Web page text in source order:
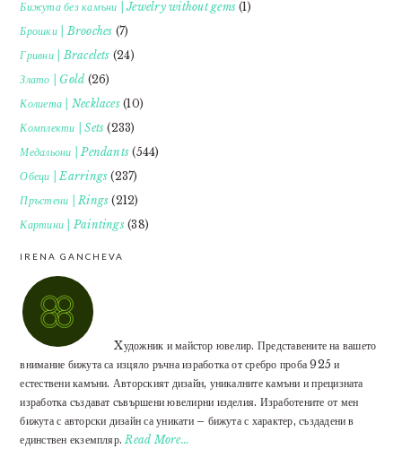
Бижута без камъни | Jewelry without gems (1)
Брошки | Brooches (7)
Гривни | Bracelets (24)
Злато | Gold (26)
Колиета | Necklaces(10)
Комплекти | Sets (233)
Медальони | Pendants (544)
Обеци | Earrings (237)
Пръстени | Rings (212)
Картини | Paintings(38)
IRENA GANCHEVA
Xудожник и майстор ювелир. Представените на вашето
внимание бижута са изцяло ръчна изработка от сребро проба 925 и
естествени камъни. Авторският дизайн, уникалните камъни и прецизната
изработка създават съвършени ювелирни изделия. Изработените от мен
бижута с авторски дизайн са уникати – бижута с характер, създадени в
единствен екземпляр.Read More…